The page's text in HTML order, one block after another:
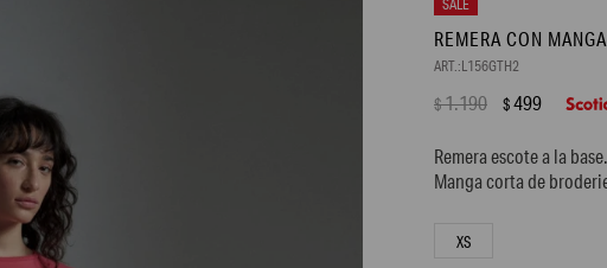
REMERA CON
L156GTH2
$1.190 $499
Remera escote a la base.
Manga corta de
XS